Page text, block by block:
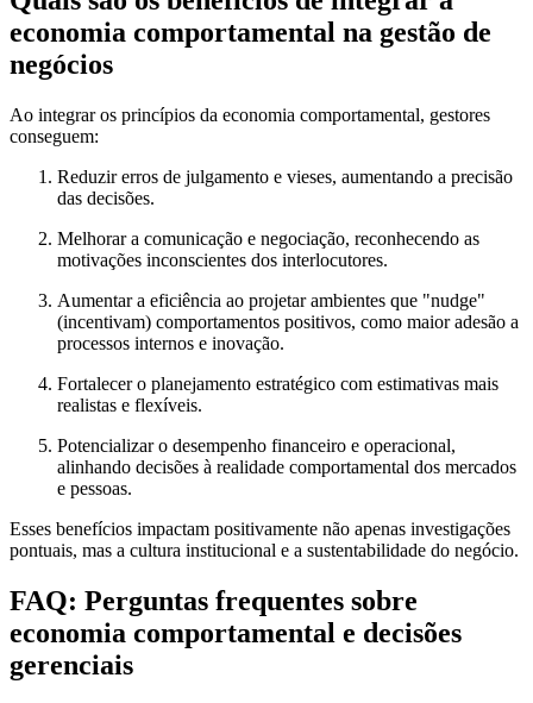
economia comportamental na gestão de
negócios
Ao integrar os princípios da economia comportamental, gestores
conseguem:
Reduzir erros de julgamento e vieses, aumentando a precisão
das decisões.
Melhorar a comunicação e negociação, reconhecendo as
motivações inconscientes dos interlocutores.
Aumentar a eficiência ao projetar ambientes que "nudge"
(incentivam) comportamentos positivos, como maior adesão a
processos internos e inovação.
Fortalecer o planejamento estratégico com estimativas mais
realistas e flexíveis.
Potencializar o desempenho financeiro e operacional,
alinhando decisões à realidade comportamental dos mercados
e pessoas.
Esses benefícios impactam positivamente não apenas investigações
pontuais, mas a cultura institucional e a sustentabilidade do negócio.
FAQ: Perguntas frequentes sobre
economia comportamental e decisões
gerenciais